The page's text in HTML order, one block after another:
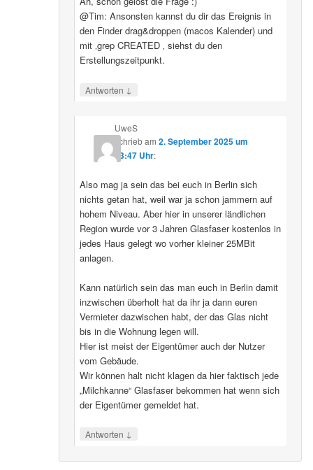
@Tim: Ansonsten kannst du dir das Ereignis in
den Finder drag&droppen (macos Kalender) und
mit ‚grep CREATED ‚ siehst du den
Erstellungszeitpunkt.
Antworten ↓
UweS
schriebam 2. September 2025 um
13:47 Uhr:
Also mag ja sein das bei euch in Berlin sich
nichts getan hat, weil war ja schon jammern auf
hohem Niveau. Aber hier in unserer ländlichen
Region wurde vor 3 Jahren Glasfaser kostenlos in
jedes Haus gelegt wo vorher kleiner 25MBit
anlagen.
Kann natürlich sein das man euch in Berlin damit
inzwischen überholt hat da ihr ja dann euren
Vermieter dazwischen habt, der das Glas nicht
bis in die Wohnung legen will.
Hier ist meist der Eigentümer auch der Nutzer
vom Gebäude.
Wir können halt nicht klagen da hier faktisch jede
„Milchkanne“ Glasfaser bekommen hat wenn sich
der Eigentümer gemeldet hat.
Antworten ↓